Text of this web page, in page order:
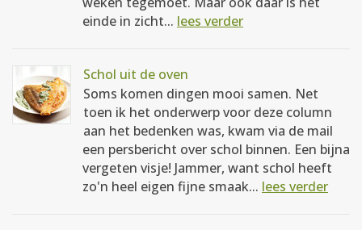
einde in zicht... lees verder
Schol uit de oven
Soms komen dingen mooi samen. Net
toen ik het onderwerp voor deze column
aan het bedenken was, kwam via de mail
een persbericht over schol binnen. Een bijna
vergeten visje! Jammer, want schol heeft
zo'n heel eigen fijne smaak... lees verder